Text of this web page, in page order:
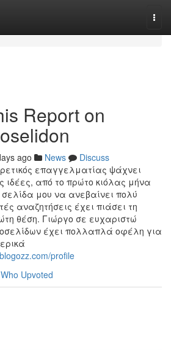
Report on
ago News
Discuss
επαγγελματίας ψάχνει
ιδέες, από το πρώτο κιόλας μήνα
μου να ανεβαίνει πολύ
αναζητήσεις έχει πιάσει τη
θέση. Γιώργο σε ευχαριστώ
έχει πολλαπλά οφέλη για
profile
Who Upvoted